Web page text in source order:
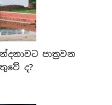
පාත්‍රවන
ද?